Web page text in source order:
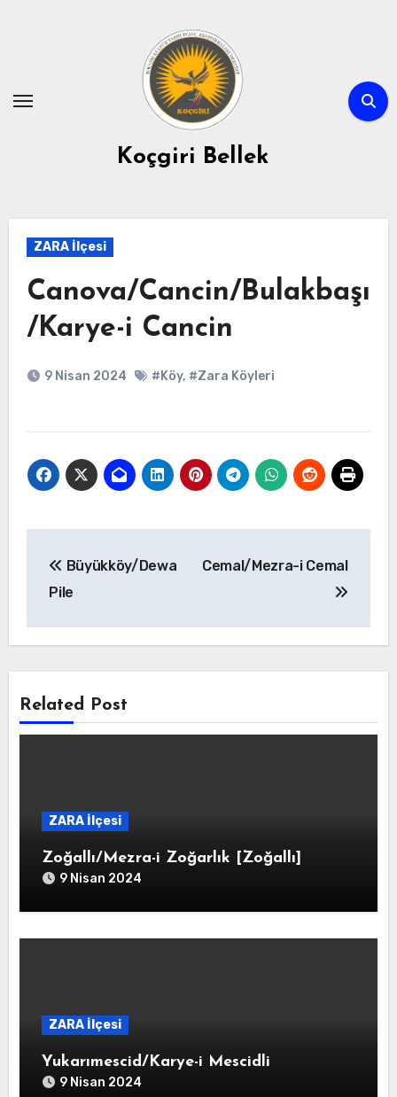
Koçgiri Bellek
ZARA İlçesi
Canova/Cancin/Bulakbaşı
/Karye-i Cancin
9 Nisan 2024 #Köy, #Zara Köyleri
gezinmesi
Büyükköy/Dewa
Pile
Cemal/Mezra-i Cemal
Related Post
ZARA İlçesi
Zoğallı/Mezra-i Zoğarlık [Zoğallı]
9 Nisan 2024
ZARA İlçesi
Yukarımescid/Karye-i Mescidli
9 Nisan 2024